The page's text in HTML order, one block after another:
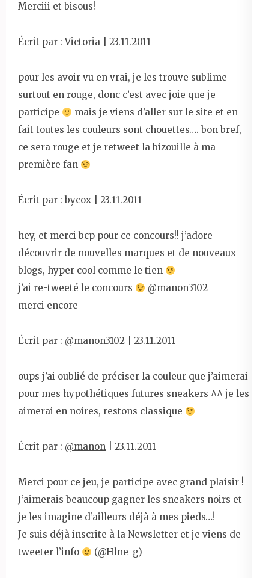
Merciii et bisous!
Écrit par :Victoria | 23.11.2011
pour les avoir vu en vrai, je les trouve sublime
surtout en rouge, donc c’est avec joie que je
participe
mais je viens d’aller sur le site et en
fait toutes les couleurs sont chouettes…. bon bref,
ce sera rouge et je retweet la bizouille à ma
première fan
Écrit par :bycox | 23.11.2011
hey, et merci bcp pour ce concours!! j’adore
découvrir de nouvelles marques et de nouveaux
blogs, hyper cool comme le tien
j’ai re-tweeté le concours
@manon3102
merci encore
Écrit par : @manon3102 | 23.11.2011
oups j’ai oublié de préciser la couleur que j’aimerai
pour mes hypothétiques futures sneakers ^^ je les
aimerai en noires, restons classique
Écrit par : @manon | 23.11.2011
Merci pour ce jeu, je participe avec grand plaisir !
J’aimerais beaucoup gagner les sneakers noirs et
je les imagine d’ailleurs déjà à mes pieds…!
Je suis déjà inscrite à la Newsletter et je viens de
tweeter l’info
(@Hlne_g)